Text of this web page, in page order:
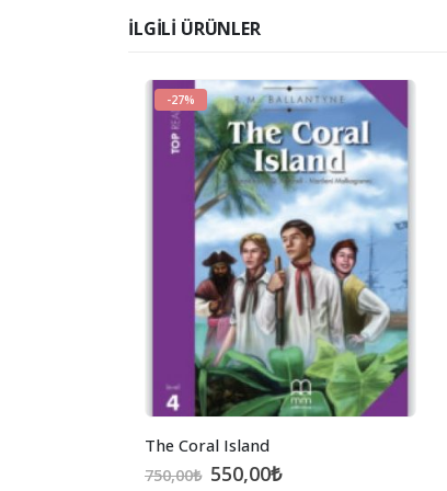
İLGILI ÜRÜNLER
-27%
The Coral Island
750,00₺ Orijinal
550,00₺Şu